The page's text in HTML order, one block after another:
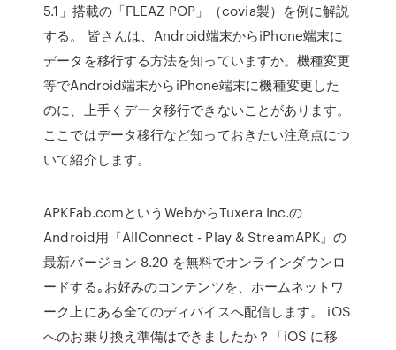
5.1」搭載の「FLEAZ POP」（covia製）を例に解説
する。 皆さんは、Android端末からiPhone端末に
データを移行する方法を知っていますか。機種変更
等でAndroid端末からiPhone端末に機種変更した
のに、上手くデータ移行できないことがあります。
ここではデータ移行など知っておきたい注意点につ
いて紹介します。
APKFab.comというWebからTuxera Inc.の
Android用『AllConnect - Play & StreamAPK』の
最新バージョン 8.20 を無料でオンラインダウンロ
ードする｡お好みのコンテンツを、ホームネットワ
ーク上にある全てのディバイスへ配信します。 iOS
へのお乗り換え準備はできましたか？「iOS に移